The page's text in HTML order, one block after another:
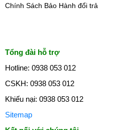
Chính Sách Bảo Hành đổi trả
Tổng đài hỗ trợ
Hotline: 0938 053 012
CSKH: 0938 053 012
Khiếu nại: 0938 053 012
Sitemap